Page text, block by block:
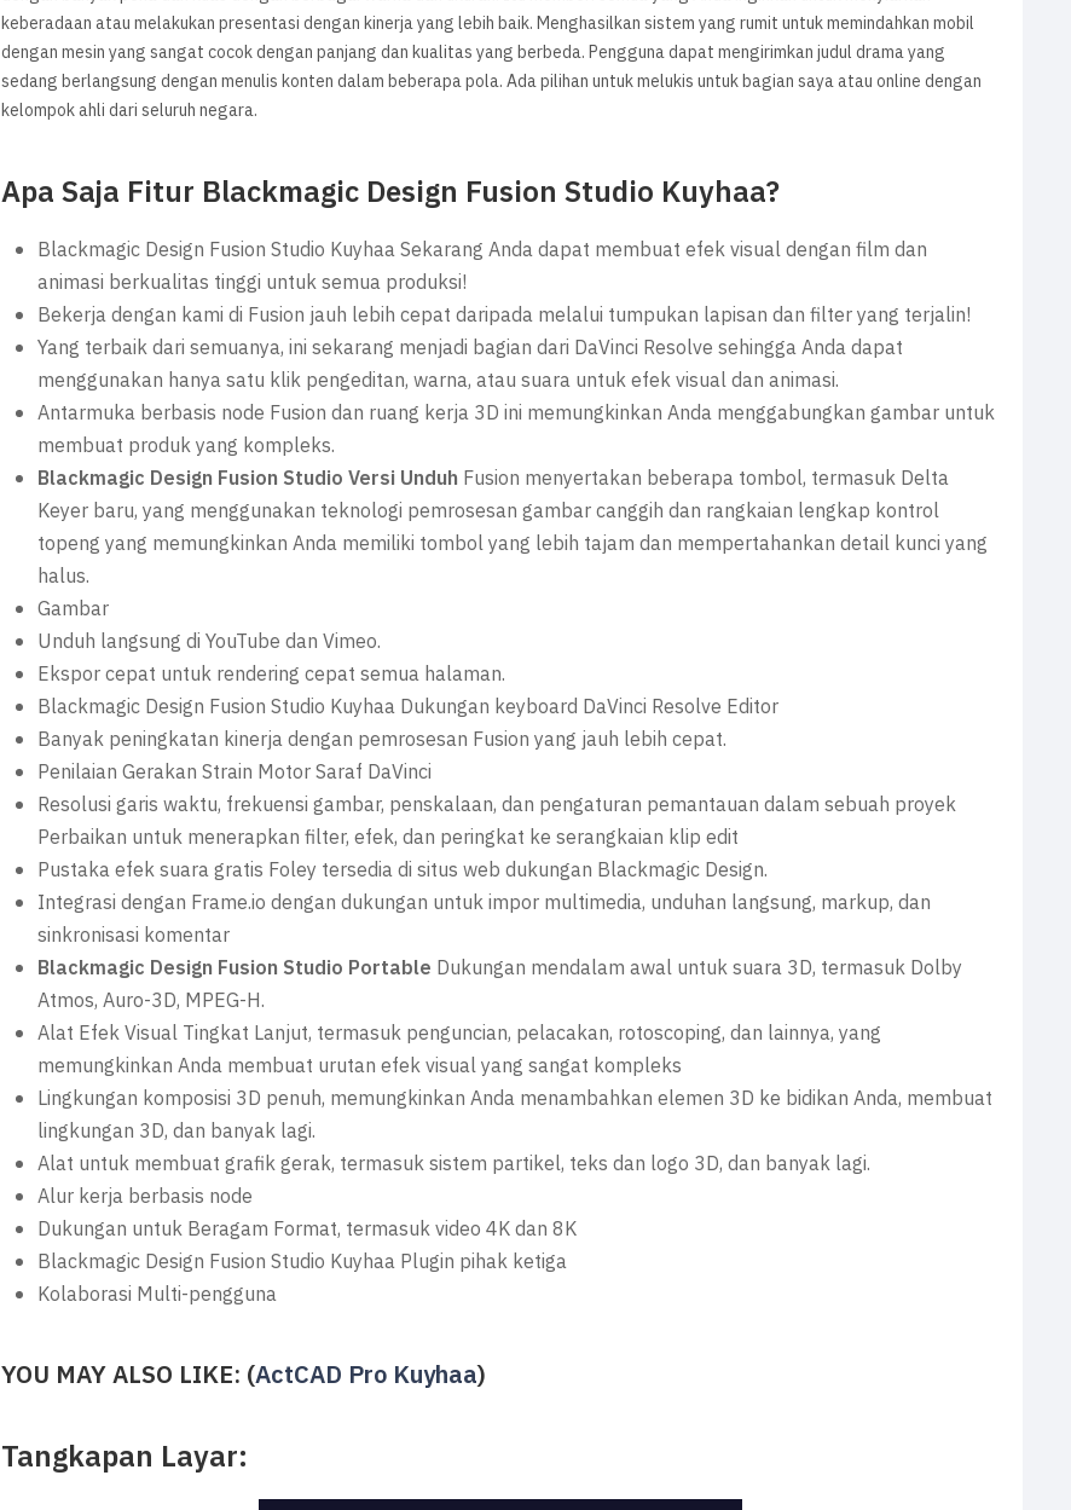
keberadaan atau melakukan presentasi dengan kinerja yang lebih baik. Menghasilkan sistem yang rumit untuk memindahkan mobil
dengan mesin yang sangat cocok dengan panjang dan kualitas yang berbeda. Pengguna dapat mengirimkan judul drama yang
sedang berlangsung dengan menulis konten dalam beberapa pola. Ada pilihan untuk melukis untuk bagian saya atau online dengan
kelompok ahli dari seluruh negara.
Apa Saja Fitur Blackmagic Design Fusion Studio Kuyhaa?
Blackmagic Design Fusion Studio Kuyhaa Sekarang Anda dapat membuat efek visual dengan film dan
animasi berkualitas tinggi untuk semua produksi!
Bekerja dengan kami di Fusion jauh lebih cepat daripada melalui tumpukan lapisan dan filter yang terjalin!
Yang terbaik dari semuanya, ini sekarang menjadi bagian dari DaVinci Resolve sehingga Anda dapat
menggunakan hanya satu klik pengeditan, warna, atau suara untuk efek visual dan animasi.
Antarmuka berbasis node Fusion dan ruang kerja 3D ini memungkinkan Anda menggabungkan gambar untuk
membuat produk yang kompleks.
Blackmagic Design Fusion Studio Versi Unduh Fusion menyertakan beberapa tombol, termasuk Delta
Keyer baru, yang menggunakan teknologi pemrosesan gambar canggih dan rangkaian lengkap kontrol
topeng yang memungkinkan Anda memiliki tombol yang lebih tajam dan mempertahankan detail kunci yang
halus.
Gambar
Unduh langsung di YouTube dan Vimeo.
Ekspor cepat untuk rendering cepat semua halaman.
Blackmagic Design Fusion Studio Kuyhaa Dukungan keyboard DaVinci Resolve Editor
Banyak peningkatan kinerja dengan pemrosesan Fusion yang jauh lebih cepat.
Penilaian Gerakan Strain Motor Saraf DaVinci
Resolusi garis waktu, frekuensi gambar, penskalaan, dan pengaturan pemantauan dalam sebuah proyek
Perbaikan untuk menerapkan filter, efek, dan peringkat ke serangkaian klip edit
Pustaka efek suara gratis Foley tersedia di situs web dukungan Blackmagic Design.
Integrasi dengan Frame.io dengan dukungan untuk impor multimedia, unduhan langsung, markup, dan
sinkronisasi komentar
Blackmagic Design Fusion Studio Portable Dukungan mendalam awal untuk suara 3D, termasuk Dolby
Atmos, Auro-3D, MPEG-H.
Alat Efek Visual Tingkat Lanjut, termasuk penguncian, pelacakan, rotoscoping, dan lainnya, yang
memungkinkan Anda membuat urutan efek visual yang sangat kompleks
Lingkungan komposisi 3D penuh, memungkinkan Anda menambahkan elemen 3D ke bidikan Anda, membuat
lingkungan 3D, dan banyak lagi.
Alat untuk membuat grafik gerak, termasuk sistem partikel, teks dan logo 3D, dan banyak lagi.
Alur kerja berbasis node
Dukungan untuk Beragam Format, termasuk video 4K dan 8K
Blackmagic Design Fusion Studio Kuyhaa Plugin pihak ketiga
Kolaborasi Multi-pengguna
YOU MAY ALSO LIKE: (ActCAD Pro Kuyhaa)
Tangkapan Layar: